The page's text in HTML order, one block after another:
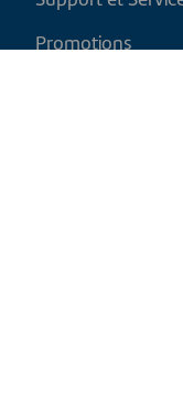
Promotions